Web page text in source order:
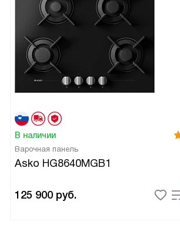
В наличии
Варочная панель
Asko HG8640MGB1
125 900 руб.